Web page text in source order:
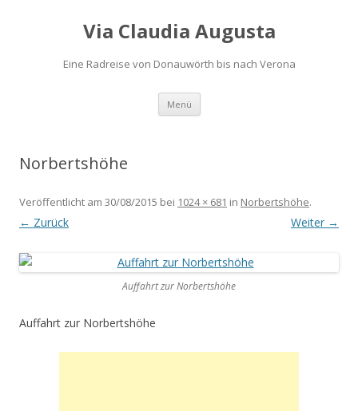
Via Claudia Augusta
Eine Radreise von Donauwörth bis nach Verona
Menü Zum
springen
Norbertshöhe
Veröffentlicht am 30/08/2015 bei 1024 × 681 in Norbertshöhe.
← Zurück Weiter →
Auffahrt zur Norbertshöhe
Auffahrt zur Norbertshöhe